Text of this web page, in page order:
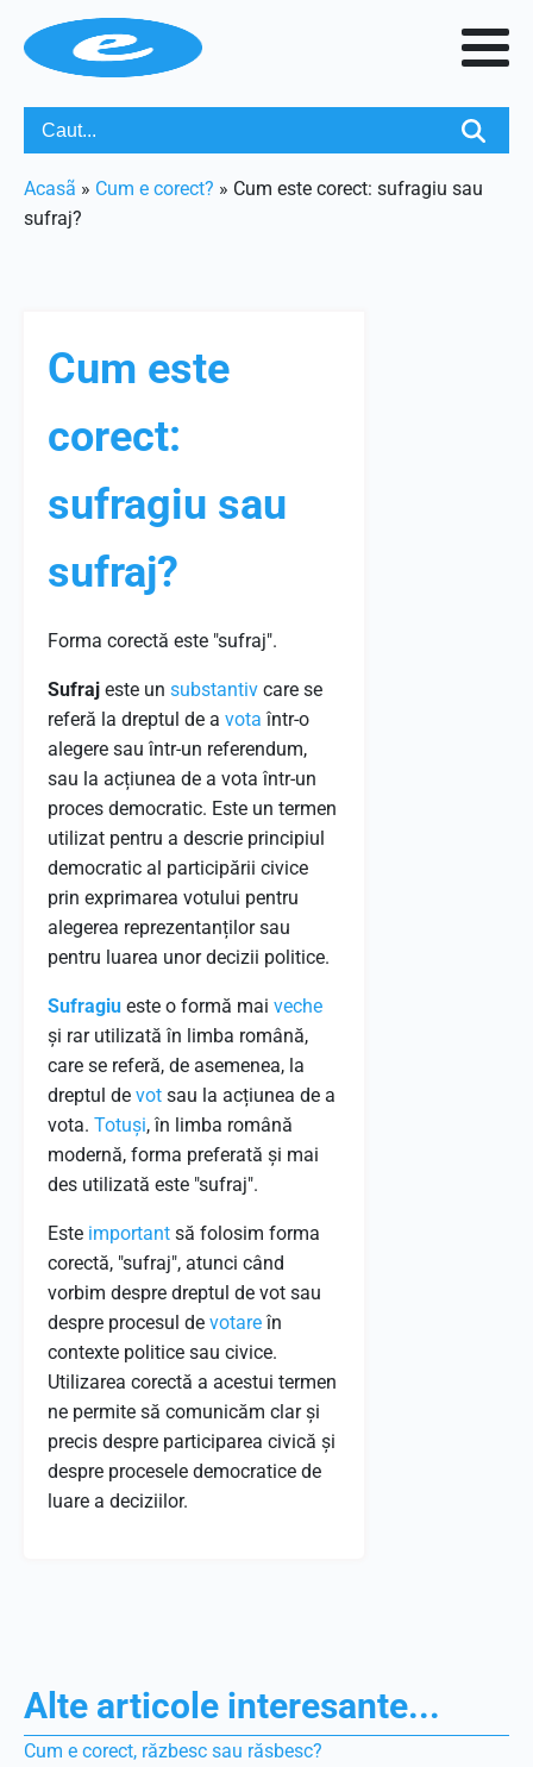
Acasã » Cum e corect? » Cum este corect: sufragiu sau
sufraj?
Cum este
corect:
sufragiu sau
sufraj?
Forma corectă este "sufraj".
Sufraj este un substantiv care se
referă la dreptul de a vota într-o
alegere sau într-un referendum,
sau la acțiunea de a vota într-un
proces democratic. Este un termen
utilizat pentru a descrie principiul
democratic al participării civice
prin exprimarea votului pentru
alegerea reprezentanților sau
pentru luarea unor decizii politice.
Sufragiu este o formă mai veche
și rar utilizată în limba română,
care se referă, de asemenea, la
dreptul de vot sau la acțiunea de a
vota. Totuși, în limba română
modernă, forma preferată și mai
des utilizată este "sufraj".
Este important să folosim forma
corectă, "sufraj", atunci când
vorbim despre dreptul de vot sau
despre procesul de votareîn
contexte politice sau civice.
Utilizarea corectă a acestui termen
ne permite să comunicăm clar și
precis despre participarea civică și
despre procesele democratice de
luare a deciziilor.
Alte articole interesante...
Cum e corect, răzbesc sau răsbesc?